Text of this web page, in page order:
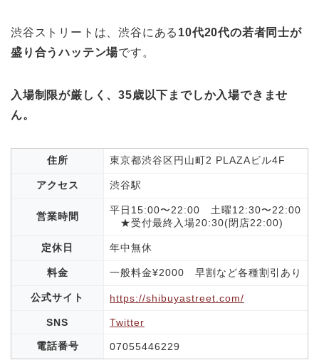
渋谷ストリートは、渋谷にある 10代20代の若者同士が
盛り合うハッテン場です。
入場制限が厳しく、35歳以下までしか入場できませ
ん。
住所 東京都渋谷区円山町2 PLAZAビル4F
アクセス 渋谷駅
営業時間
平日15:00〜22:00 土曜12:30〜22:00
★受付最終入場20:30(閉店22:00)
定休日 年中無休
料金 一般料金¥2000 早割など各種割引あり
公式サイト https://shibuyastreet.com/
SNS Twitter
電話番号 07055446229